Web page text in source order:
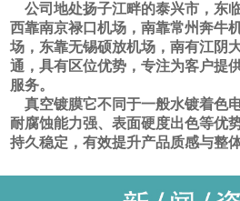
公司地处扬子江畔的泰兴市，东
西靠南京禄口机场，南靠常州奔牛
场，东靠无锡硕放机场，南有江阴
通，具有区位优势，专注为客户提
服务。
真空镀膜它不同于一般水镀着色
耐腐蚀能力强、表面硬度出色等优
持久稳定，有效提升产品质感与整